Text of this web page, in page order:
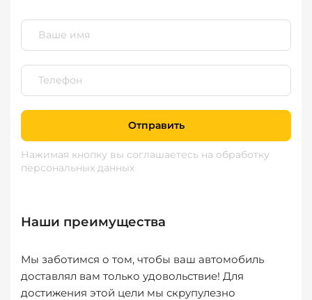
Отправить
Нажимая кнопку вы соглашаетесь на обработку
персональных данных
Наши преимущества
Мы заботимся о том, чтобы ваш автомобиль
доставлял вам только удовольствие! Для
достижения этой цели мы скрупулезно